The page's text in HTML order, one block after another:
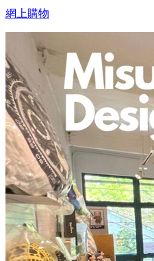
網上購物